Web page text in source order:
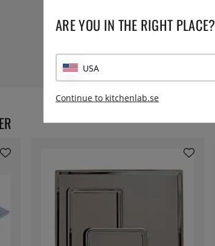
ARE YOU IN THE RIGHT PLACE?
USA
Continue to kitchenlab.se